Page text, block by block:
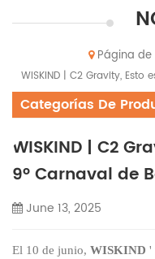
Página de
WISKIND | C2 Gravity,
Categorías De
WISKIND | C2
9º Carnaval de
June 13, 2025
El 10 de junio, WISKIND '